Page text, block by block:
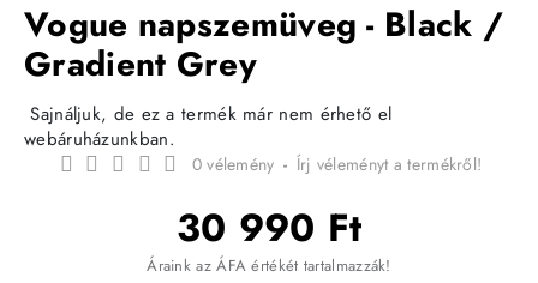
Vogue napszemüveg - Black /
Gradient Grey
Sajnáljuk, de ez a termék már nem érhető el
webáruházunkban.
0 vélemény - Írj véleményt a termékről!
30 990 Ft
Áraink az ÁFA értékét tartalmazzák!